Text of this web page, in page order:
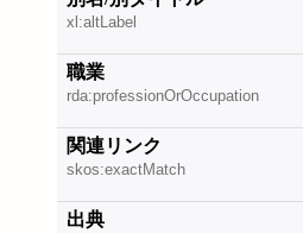
xl:altLabel
職業
rda:professionOrOccupation
関連リンク
skos:exactMatch
出典